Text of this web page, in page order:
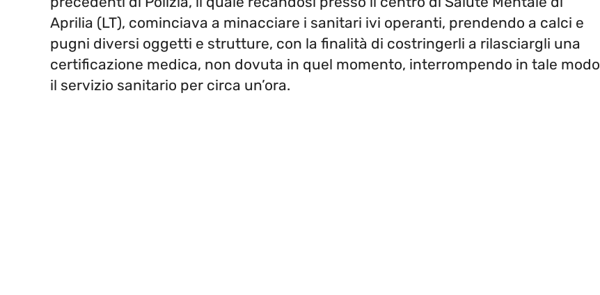
Aprilia (LT), cominciava a minacciare i sanitari ivi operanti, prendendo a calci e
pugni diversi oggetti e strutture, con la finalità di costringerli a rilasciargli una
certificazione medica, non dovuta in quel momento, interrompendo in tale modo
il servizio sanitario per circa un’ora.